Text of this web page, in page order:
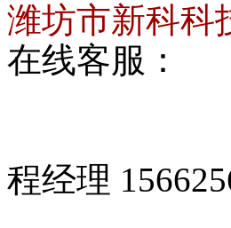
潍坊市新科科
在线客服：
程经理